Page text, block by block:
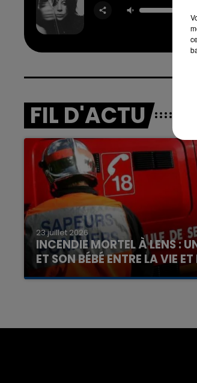
FIL D'ACTU
23 juillet 2026
INCENDIE MORTEL À LENS :
ET SON BÉBÉ ENTRE LA VIE
Un homme s'est immolé par le
16h00 - 20h00
La Team du